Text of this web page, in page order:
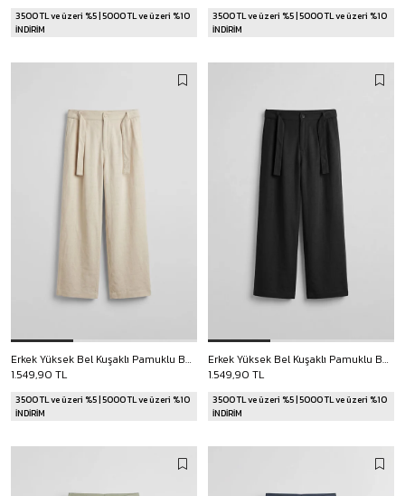
3500 TL ve üzeri %5 | 5000 TL ve üzeri %10
İNDİRİM
3500 TL ve üzeri %5 | 5000 TL ve üzeri %10
İNDİRİM
Erkek Yüksek Bel Kuşaklı Pamuklu Baggy Pantolon Bej
1.549,90 TL
3500 TL ve üzeri %5 | 5000 TL ve üzeri %10
İNDİRİM
Erkek Yüksek Bel Kuşaklı Pamuklu Baggy Pantolon Siyah
1.549,90 TL
3500 TL ve üzeri %5 | 5000 TL ve üzeri %10
İNDİRİM